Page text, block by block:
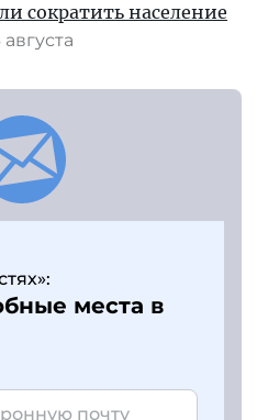
сократить население
августа
места в